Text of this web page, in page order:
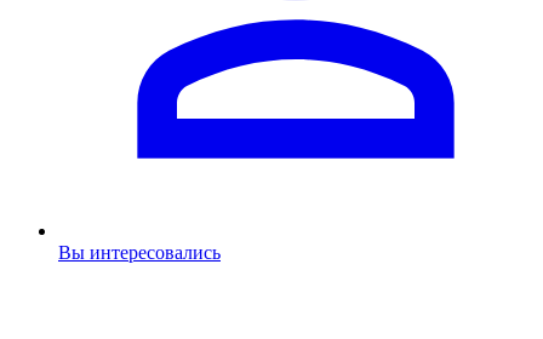
Вы интересовались